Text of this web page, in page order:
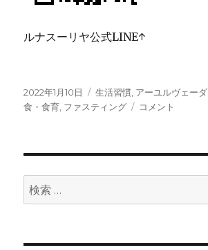
ルナスーリヤ公式LINE↑
投
稿
2022年1月10日
カ
テ
生活習慣 アーユルヴェーダ
食・食育 ファスティング
炎
コメント
検
索: